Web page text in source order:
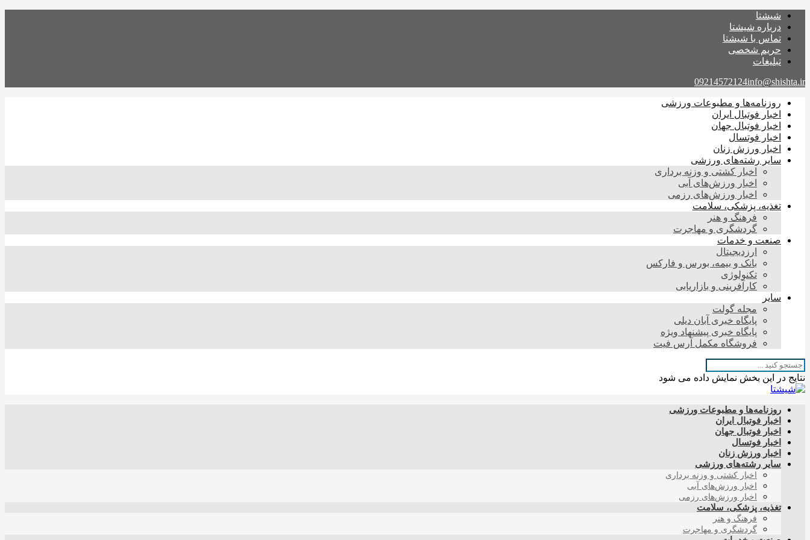
شیشتا
درباره شیشتا
تماس با شیشتا
حریم شخصی
تبلیغات
09214572124info@shishta.ir
روزنامه‌ها و مطبوعات ورزشی
اخبار فوتبال ایران
اخبار فوتبال جهان
اخبار فوتسال
اخبار ورزش زنان
سایر رشته‌های ورزشی
اخبار کشتی و وزنه برداری
اخبار ورزش‌های آبی
اخبار ورزش‌های رزمی
تغذیه، پزشکی، سلامت
فرهنگ و هنر
گردشگری و مهاجرت
صنعت و خدمات
ارزدیجیتال
بانک و بیمه، بورس و فارکس
تکنولوژی
کارآفرینی و بازاریابی
سایر
مجله گولت
پایگاه خبری آبان دیلی
پایگاه خبری پیشنهاد ویژه
فروشگاه مکمل آرس فیت
نتایج در این بخش نمایش داده می شود
روزنامه‌ها و مطبوعات ورزشی
اخبار فوتبال ایران
اخبار فوتبال جهان
اخبار فوتسال
اخبار ورزش زنان
سایر رشته‌های ورزشی
اخبار کشتی و وزنه برداری
اخبار ورزش‌های آبی
اخبار ورزش‌های رزمی
تغذیه، پزشکی، سلامت
فرهنگ و هنر
گردشگری و مهاجرت